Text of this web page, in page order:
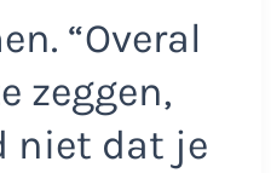
“Overal
zeggen,
niet dat je